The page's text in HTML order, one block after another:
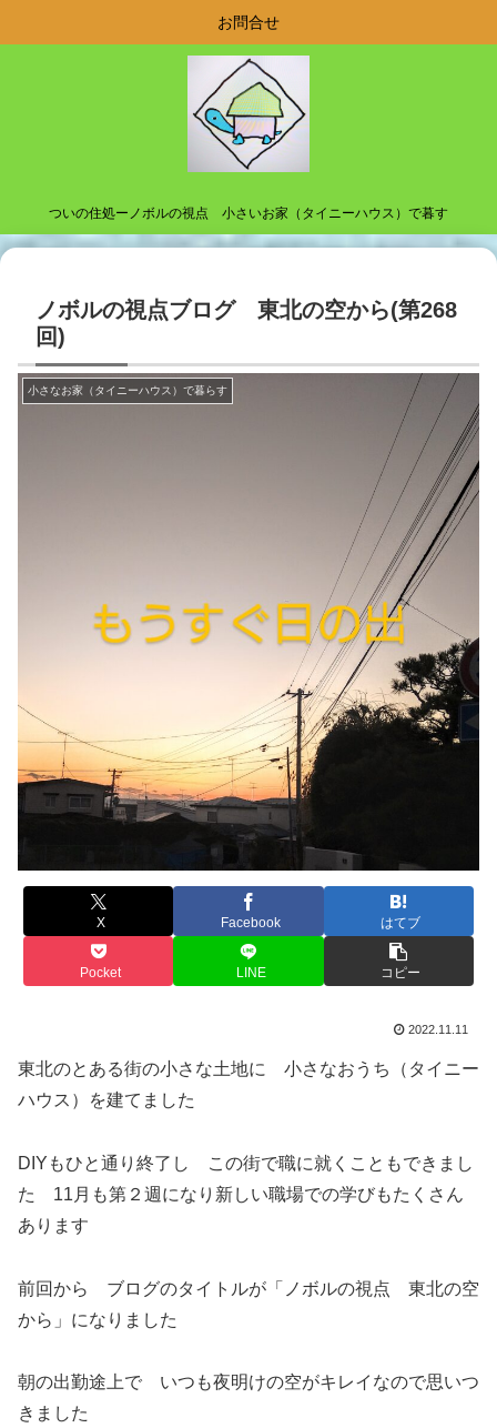
ついの住処ーノボルの視点 小さいお家（タイニーハウス）で暮す
お問合せ
ノボルの視点ブログ 東北の空から(第268
回)
小さなお家（タイニーハウス）で暮らす
X Facebook はてブ
Pocket LINE コピー
2022.11.11
東北のとある街の小さな土地に 小さなおうち（タイニー
ハウス）を建てました
DIYもひと通り終了し この街で職に就くこともできまし
た 11月も第２週になり新しい職場での学びもたくさん
あります
前回から ブログのタイトルが「ノボルの視点 東北の空
から」になりました
朝の出勤途上で いつも夜明けの空がキレイなので思いつ
きました